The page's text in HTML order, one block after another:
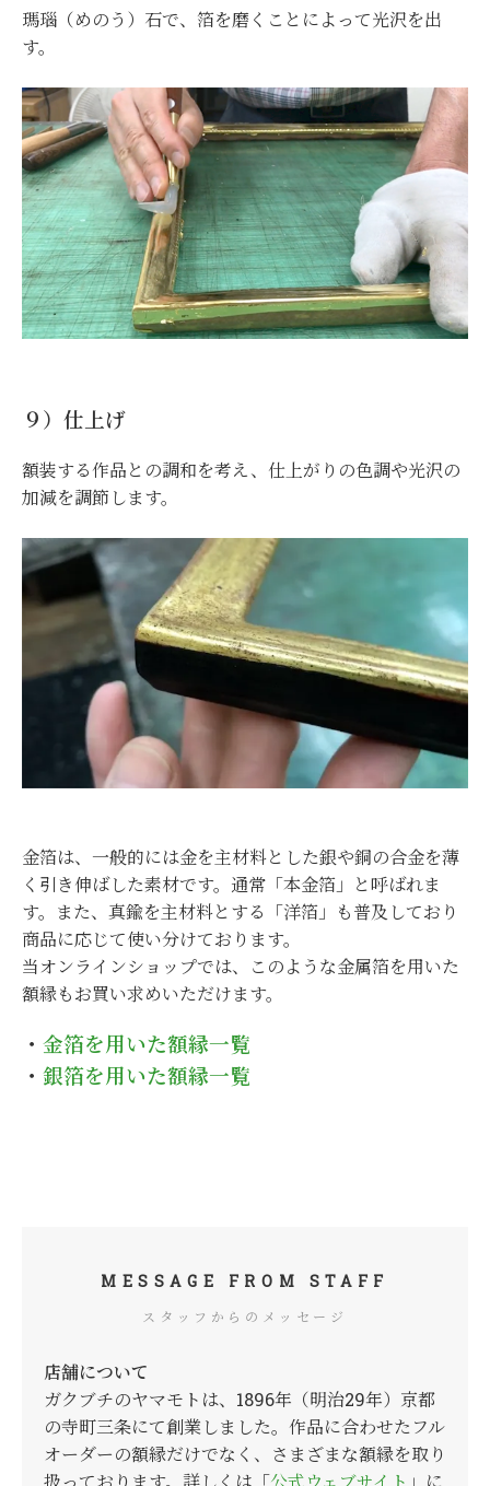
瑪瑙（めのう）石で、箔を磨くことによって光沢を出
す。
９）仕上げ
額装する作品との調和を考え、仕上がりの色調や光沢の
加減を調節します。
金箔は、一般的には金を主材料とした銀や銅の合金を薄
く引き伸ばした素材です。通常「本金箔」と呼ばれま
す。また、真鍮を主材料とする「洋箔」も普及しており
商品に応じて使い分けております。
当オンラインショップでは、このような金属箔を用いた
額縁もお買い求めいただけます。
・ 金箔を用いた額縁一覧
・ 銀箔を用いた額縁一覧
MESSAGE FROM STAFF
スタッフからのメッセージ
店舗について
ガクブチのヤマモトは、1896年（明治29年）京都
の寺町三条にて創業しました。作品に合わせたフル
オーダーの額縁だけでなく、さまざまな額縁を取り
扱っております。詳しくは「公式ウェブサイト 」に